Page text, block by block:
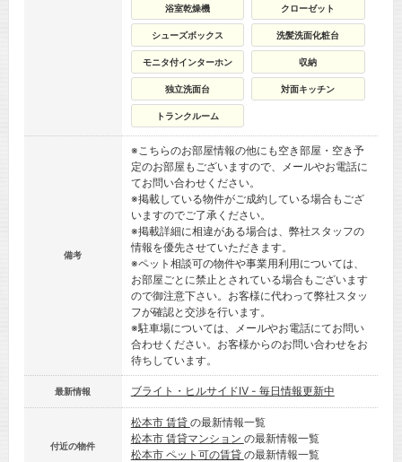
浴室乾燥機 クローゼット
シューズボックス 洗髪洗面化粧台
モニタ付インターホン 収納
独立洗面台 対面キッチン
トランクルーム
備考
※こちらのお部屋情報の他にも空き部屋・空き予
定のお部屋もございますので、メールやお電話に
てお問い合わせください。
※掲載している物件がご成約している場合もござ
いますのでご了承ください。
※掲載詳細に相違がある場合は、弊社スタッフの
情報を優先させていただきます。
※ペット相談可の物件や事業用利用については、
お部屋ごとに禁止とされている場合もございます
ので御注意下さい。お客様に代わって弊社スタッ
フが確認と交渉を行います。
※駐車場については、メールやお電話にてお問い
合わせください。お客様からのお問い合わせをお
待ちしています。
最新情報 ブライト・ヒルサイドⅣ - 毎日情報更新中
付近の物件
松本市 賃貸 の最新情報一覧
松本市 賃貸マンション の最新情報一覧
松本市 ペット可の賃貸 の最新情報一覧